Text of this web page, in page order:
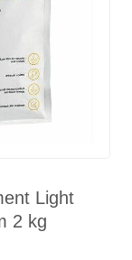
Light
2 kg